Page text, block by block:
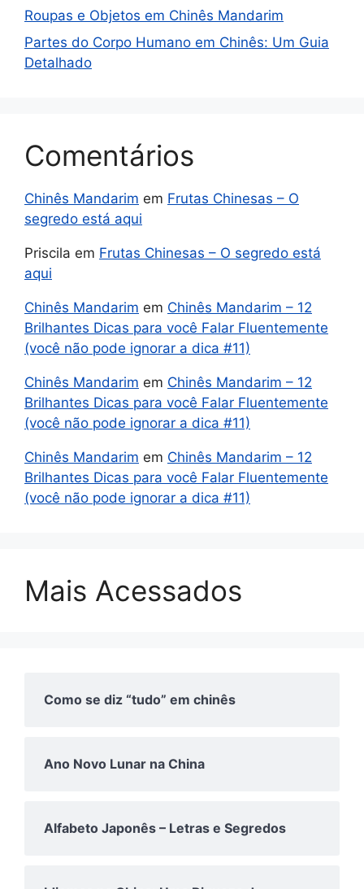
Roupas e Objetos em Chinês Mandarim
Partes do Corpo Humano em Chinês: Um Guia
Detalhado
Comentários
Chinês Mandarim em Frutas Chinesas – O
segredo está aqui
Priscila em Frutas Chinesas – O segredo está
aqui
Chinês Mandarim em Chinês Mandarim – 12
Brilhantes Dicas para você Falar Fluentemente
(você não pode ignorar a dica #11)
Chinês Mandarim em Chinês Mandarim – 12
Brilhantes Dicas para você Falar Fluentemente
(você não pode ignorar a dica #11)
Chinês Mandarim em Chinês Mandarim – 12
Brilhantes Dicas para você Falar Fluentemente
(você não pode ignorar a dica #11)
Mais Acessados
Como se diz “tudo” em chinês
Ano Novo Lunar na China
Alfabeto Japonês – Letras e Segredos